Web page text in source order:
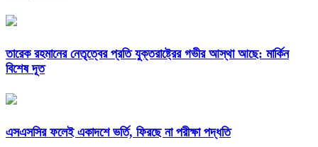
তারেক রহমানের নেতৃত্বের প্রতি যুক্তরাষ্ট্রের গভীর আস্থা আছে: মার্কিন
বিশেষ দূত
এসএসসির ফলেই একাদশে ভর্তি, ফিরছে না পরীক্ষা পদ্ধতি